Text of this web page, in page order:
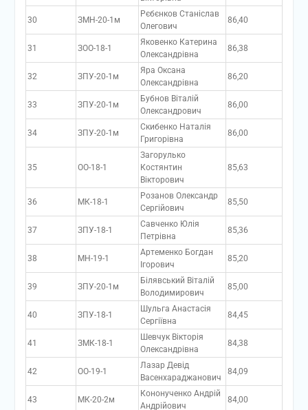
30 ЗМН-20-1м
Рєбєнков Станіслав
Олегович
86,40
31 ЗОО-18-1
Яковенко Катерина
Олександрівна
86,38
32 ЗПУ-20-1м
Яра Оксана
Олександрівна
86,20
33 ЗПУ-20-1м
Бубнов Віталій
Олександрович
86,00
34 ЗПУ-20-1м
Скибенко Наталія
Григорівна
86,00
35 ОО-18-1
Загорулько
Костянтин
Вікторович
85,63
36 МК-18-1
Розанов Олександр
Сергійович
85,50
37 ЗПУ-18-1
Савченко Юлія
Петрівна
85,36
38 МН-19-1
Артеменко Богдан
Ігорович
85,20
39 ЗПУ-20-1м
Білявський Віталій
Володимирович
85,00
40 ЗПУ-18-1
Шульга Анастасія
Сергіївна
84,45
41 ЗМК-18-1
Шевчук Вікторія
Олександрівна
84,38
42 ОО-19-1
Лазар Девід
Васенхараджанович
84,09
43 МК-20-2м
Кононученко Андрій
Андрійович
84,00